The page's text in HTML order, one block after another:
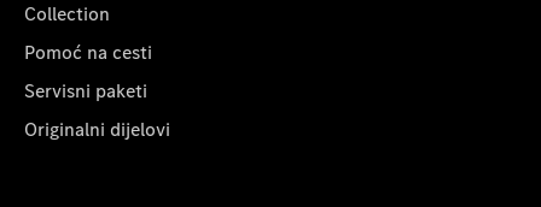
Collection
Pomoć na cesti
Servisni paketi
Originalni dijelovi